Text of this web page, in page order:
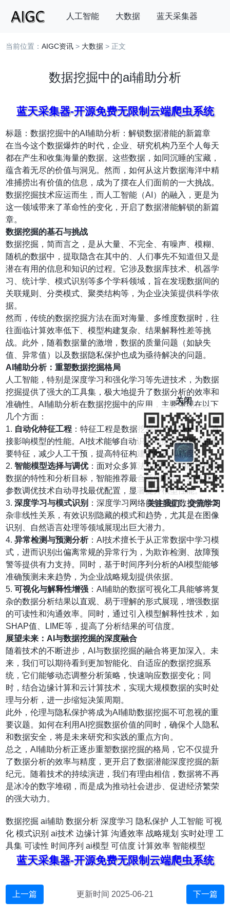
人工智能 大数据 蓝天采集器
搜索
当前位置：AIGC资讯 > 大数据 > 正文
数据挖掘中的ai辅助分析
蓝天采集器-开源免费无限制云端爬虫系统
标题：数据挖掘中的AI辅助分析：解锁数据潜能的新篇章
在当今这个数据爆炸的时代，企业、研究机构乃至个人每天
都在产生和收集海量的数据。这些数据，如同沉睡的宝藏，
蕴含着无尽的价值与洞见。然而，如何从这片数据海洋中精
准捕捞出有价值的信息，成为了摆在人们面前的一大挑战。
数据挖掘技术应运而生，而人工智能（AI）的融入，更是为
这一领域带来了革命性的变化，开启了数据潜能解锁的新篇
章。
数据挖掘的基石与挑战
数据挖掘，简而言之，是从大量、不完全、有噪声、模糊、
随机的数据中，提取隐含在其中的、人们事先不知道但又是
潜在有用的信息和知识的过程。它涉及数据库技术、机器学
习、统计学、模式识别等多个学科领域，旨在发现数据间的
关联规则、分类模式、聚类结构等，为企业决策提供科学依
据。
然而，传统的数据挖掘方法在面对海量、多维度数据时，往
往面临计算效率低下、模型构建复杂、结果解释性差等挑
战。此外，随着数据量的激增，数据的质量问题（如缺失
值、异常值）以及数据隐私保护也成为亟待解决的问题。
AI辅助分析：重塑数据挖掘格局
人工智能，特别是深度学习和强化学习等先进技术，为数据
挖掘提供了强大的工具集，极大地提升了数据分析的效率和
准确性。AI辅助分析在数据挖掘中的应用，主要体现在以下
几个方面：
1. 自动化特征工程 ：特征工程是数据挖掘中的关键环节，直
接影响模型的性能。AI技术能够自动识别和提取数据中的重
要特征，减少人工干预，提高特征构建的效率和精度。
2.智能模型选择与调优：面对众多算法和模型，AI能够根据
数据的特性和分析目标，智能推荐最合适的模型，并通过超
参数调优技术自动寻找最优配置，显著提升模型性能。
3.深度学习与模式识别 ：深度学习网络能够捕捉数据中的复
杂非线性关系，有效识别隐藏的模式和趋势，尤其是在图像
识别、自然语言处理等领域展现出巨大潜力。
4.异常检测与预测分析：AI技术擅长于从正常数据中学习模
式，进而识别出偏离常规的异常行为，为欺诈检测、故障预
警等提供有力支持。同时，基于时间序列分析的AI模型能够
准确预测未来趋势，为企业战略规划提供依据。
5.可视化与解释性增强 ：AI辅助的数据可视化工具能够将复
杂的数据分析结果以直观、易于理解的形式展现，增强数据
的可读性和沟通效率。同时，通过引入模型解释性技术，如
SHAP值、LIME等，提高了分析结果的可信度。
展望未来：AI与数据挖掘的深度融合
随着技术的不断进步，AI与数据挖掘的融合将更加深入。未
来，我们可以期待看到更加智能化、自适应的数据挖掘系
统，它们能够动态调整分析策略，快速响应数据变化；同
时，结合边缘计算和云计算技术，实现大规模数据的实时处
理与分析，进一步缩短决策周期。
此外，伦理与隐私保护将成为AI辅助数据挖掘不可忽视的重
要议题。如何在利用AI挖掘数据价值的同时，确保个人隐私
和数据安全，将是未来研究和实践的重点方向。
总之，AI辅助分析正逐步重塑数据挖掘的格局，它不仅提升
了数据分析的效率与精度，更开启了数据潜能深度挖掘的新
纪元。随着技术的持续演进，我们有理由相信，数据将不再
是冰冷的数字堆砌，而是成为推动社会进步、促进经济繁荣
的强大动力。
数据挖掘 ai辅助 数据分析 深度学习 隐私保护 人工智能 可视
化 模式识别 ai技术 边缘计算 沟通效率 战略规划 实时处理 工
具集 可读性 时间序列 ai模型 可信度 计算效率 智能模型
蓝天采集器-开源免费无限制云端爬虫系统
上一篇 更新时间 2025-06-21 下一篇
关闭
关注我们，交流学习